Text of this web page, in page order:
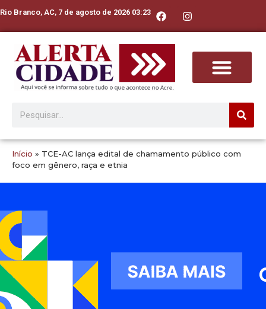
Rio Branco, AC, 7 de agosto de 2026 03:23
Início » TCE-AC lança edital de chamamento público com
foco em gênero, raça e etnia